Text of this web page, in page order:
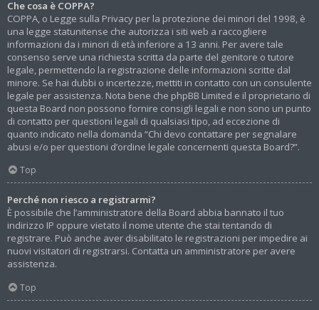
Che cosa è COPPA?
COPPA, o Legge sulla Privacy per la protezione dei minori del 1998, è
una legge statunitense che autorizza i siti web a raccogliere
informazioni da i minori di età inferiore a 13 anni. Per avere tale
consenso serve una richiesta scritta da parte del genitore o tutore
legale, permettendo la registrazione delle informazioni scritte dal
minore. Se hai dubbi o incertezze, mettiti in contatto con un consulente
legale per assistenza. Nota bene che phpBB Limited e il proprietario di
questa Board non possono fornire consigli legali e non sono un punto
di contatto per questioni legali di qualsiasi tipo, ad eccezione di
quanto indicato nella domanda “Chi devo contattare per segnalare
abusi e/o per questioni d’ordine legale concernenti questa Board?”.
Top
Perché non riesco a registrarmi?
È possibile che l’amministratore della Board abbia bannato il tuo
indirizzo IP oppure vietato il nome utente che stai tentando di
registrare. Può anche aver disabilitato le registrazioni per impedire ai
nuovi visitatori di registrarsi. Contatta un amministratore per avere
assistenza.
Top